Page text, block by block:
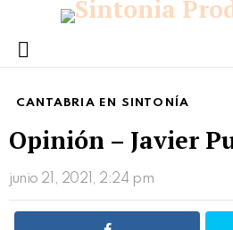
Menu
CANTABRIA EN SINTONÍA
Opinión – Javier
junio 21, 2021, 2:24 pm